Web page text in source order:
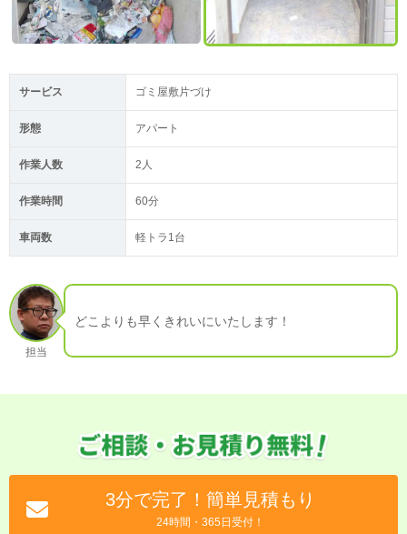
サービス ゴミ屋敷片づけ
形態 アパート
作業人数 2人
作業時間 60分
車両数 軽トラ1台
担当
どこよりも早くきれいにいたします！
3分で完了！簡単見積もり
24時間・365日受付！